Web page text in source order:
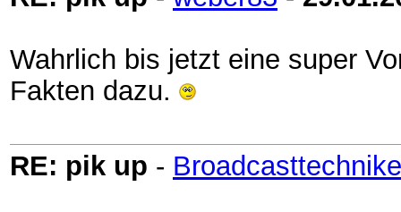
Wahrlich bis jetzt eine super
Fakten dazu.
RE: pik up -